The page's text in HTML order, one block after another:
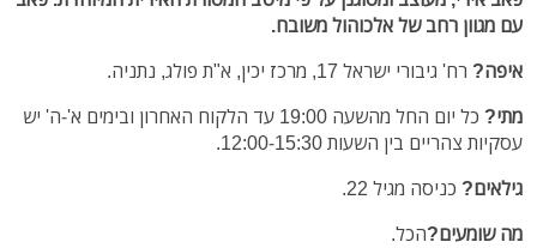
עם מגוון רחב של אלכוהול משובח.
איפה? רח' גיבורי ישראל 17, מרכז יכין, א"ת פולג, נתניה.
מתי? כל יום
החל מהשעה 19:00 עד הלקוח האחרון ובימים א'-ה' יש
עסקיות צהריים בין השעות 12:00-15:30.
גילאים? כניסה מגיל 22.
מה שומעים?הכל.